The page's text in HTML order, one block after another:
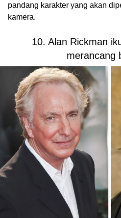
pandang karakter yang akan
kamera.
10. Alan Rickman
merancang